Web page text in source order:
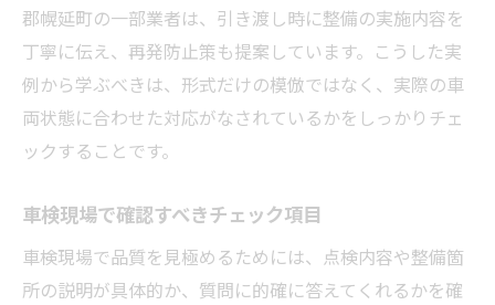
郡幌延町の一部業者は、引き渡し時に整備の実施内容を
丁寧に伝え、再発防止策も提案しています。こうした実
例から学ぶべきは、形式だけの模倣ではなく、実際の車
両状態に合わせた対応がなされているかをしっかりチェ
ックすることです。
車検現場で確認すべきチェック項目
車検現場で品質を見極めるためには、点検内容や整備箇
所の説明が具体的か、質問に的確に答えてくれるかを確